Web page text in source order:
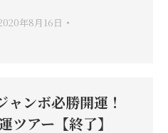
年8月16日
ャンボ必勝開運！
ツアー【終了】